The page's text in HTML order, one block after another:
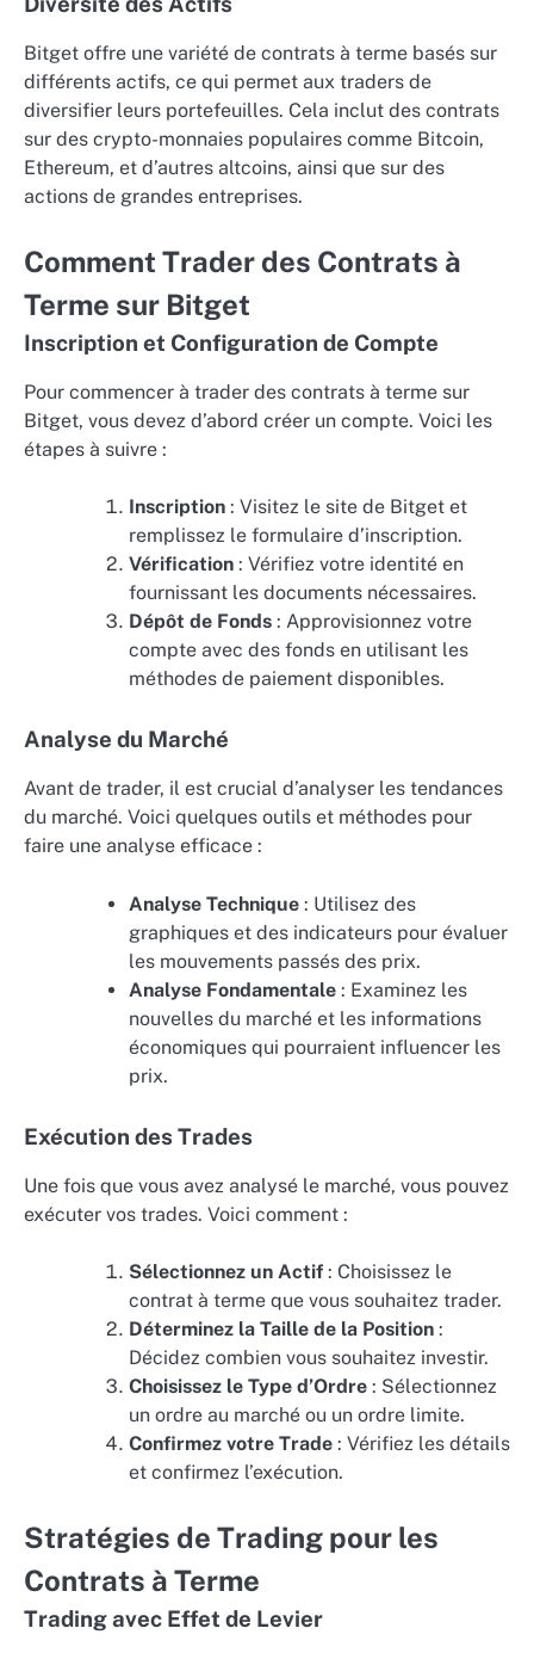
Bitget offre une variété de contrats à terme basés sur
différents actifs, ce qui permet aux traders de
diversifier leurs portefeuilles. Cela inclut des contrats
sur des crypto-monnaies populaires comme Bitcoin,
Ethereum, et d’autres altcoins, ainsi que sur des
actions de grandes entreprises.
Comment Trader des Contrats à
Terme sur Bitget
Inscription et Configuration de Compte
Pour commencer à trader des contrats à terme sur
Bitget, vous devez d’abord créer un compte. Voici les
étapes à suivre :
Inscription : Visitez le site de Bitget et
remplissez le formulaire d’inscription.
Vérification : Vérifiez votre identité en
fournissant les documents nécessaires.
Dépôt de Fonds : Approvisionnez votre
compte avec des fonds en utilisant les
méthodes de paiement disponibles.
Analyse du Marché
Avant de trader, il est crucial d’analyser les tendances
du marché. Voici quelques outils et méthodes pour
faire une analyse efficace :
Analyse Technique : Utilisez des
graphiques et des indicateurs pour évaluer
les mouvements passés des prix.
Analyse Fondamentale : Examinez les
nouvelles du marché et les informations
économiques qui pourraient influencer les
prix.
Exécution des Trades
Une fois que vous avez analysé le marché, vous pouvez
exécuter vos trades. Voici comment :
Sélectionnez un Actif : Choisissez le
contrat à terme que vous souhaitez trader.
Déterminez la Taille de la Position :
Décidez combien vous souhaitez investir.
Choisissez le Type d’Ordre : Sélectionnez
un ordre au marché ou un ordre limite.
Confirmez votre Trade : Vérifiez les détails
et confirmez l’exécution.
Stratégies de Trading pour les
Contrats à Terme
Trading avec Effet de Levier